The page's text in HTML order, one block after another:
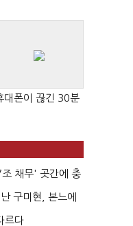
대폰이 끊긴 30분
채무' 곳간에 충
구미현, 본느에
르다